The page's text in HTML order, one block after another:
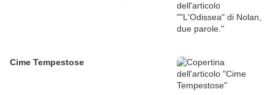
Cime Tempestose